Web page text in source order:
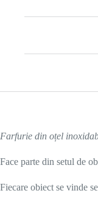
Farfurie din oțel
Face parte din setul de
Fiecare obiect se vinde